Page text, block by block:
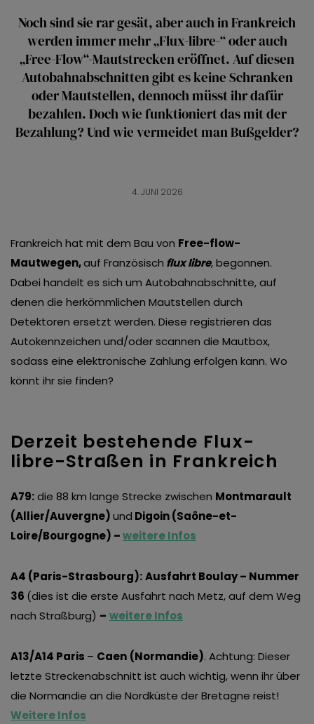
Noch sind sie rar gesät, aber auch in Frankreich
werden immer mehr „Flux-libre-“ oder auch
„Free-Flow“-Mautstrecken eröffnet. Auf diesen
Autobahnabschnitten gibt es keine Schranken
oder Mautstellen, dennoch müsst ihr dafür
bezahlen. Doch wie funktioniert das mit der
Bezahlung? Und wie vermeidet man Bußgelder?
4. JUNI 2026
Frankreich hat mit dem Bau von Free-flow-
Mautwegen,auf Französisch flux libre, begonnen.
Dabei handelt es sich um Autobahnabschnitte, auf
denen die herkömmlichen Mautstellen durch
Detektoren ersetzt werden. Diese registrieren das
Autokennzeichen und/oder scannen die Mautbox,
sodass eine elektronische Zahlung erfolgen kann. Wo
könnt ihr sie finden?
Derzeit bestehende Flux-
libre-Straßen in Frankreich
A79:die 88 km lange Strecke zwischen Montmarault
(Allier/Auvergne)und Digoin (Saône-et-
Loire/Bourgogne) –weitere Infos
A4 (Paris-Strasbourg):Ausfahrt Boulay – Nummer
36 (dies ist die erste Ausfahrt nach Metz, auf dem Weg
nach Straßburg) – weitere Infos
A13/A14 Paris – Caen (Normandie). Achtung: Dieser
letzte Streckenabschnitt ist auch wichtig, wenn ihr über
die Normandie an die Nordküste der Bretagne reist!
Weitere Infos